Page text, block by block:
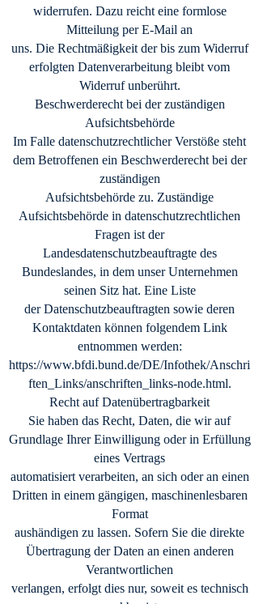
widerrufen. Dazu reicht eine formlose
Mitteilung per E-Mail an
uns. Die Rechtmäßigkeit der bis zum Widerruf
erfolgten Datenverarbeitung bleibt vom
Widerruf unberührt.
Beschwerderecht bei der zuständigen
Aufsichtsbehörde
Im Falle datenschutzrechtlicher Verstöße steht
dem Betroffenen ein Beschwerderecht bei der
zuständigen
Aufsichtsbehörde zu. Zuständige
Aufsichtsbehörde in datenschutzrechtlichen
Fragen ist der
Landesdatenschutzbeauftragte des
Bundeslandes, in dem unser Unternehmen
seinen Sitz hat. Eine Liste
der Datenschutzbeauftragten sowie deren
Kontaktdaten können folgendem Link
entnommen werden:
https://www.bfdi.bund.de/DE/Infothek/Anschri
ften_Links/anschriften_links-node.html.
Recht auf Datenübertragbarkeit
Sie haben das Recht, Daten, die wir auf
Grundlage Ihrer Einwilligung oder in Erfüllung
eines Vertrags
automatisiert verarbeiten, an sich oder an einen
Dritten in einem gängigen, maschinenlesbaren
Format
aushändigen zu lassen. Sofern Sie die direkte
Übertragung der Daten an einen anderen
Verantwortlichen
verlangen, erfolgt dies nur, soweit es technisch